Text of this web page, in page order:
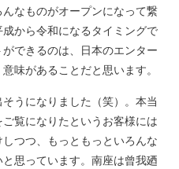
なものがオープンになって繋
から令和になるタイミングで
できるのは、日本のエンター
味があることだと思います。
うになりました（笑）。本当
覧になりたというお客様には
つつ、もっともっといろんな
思っています。南座は曾我廼